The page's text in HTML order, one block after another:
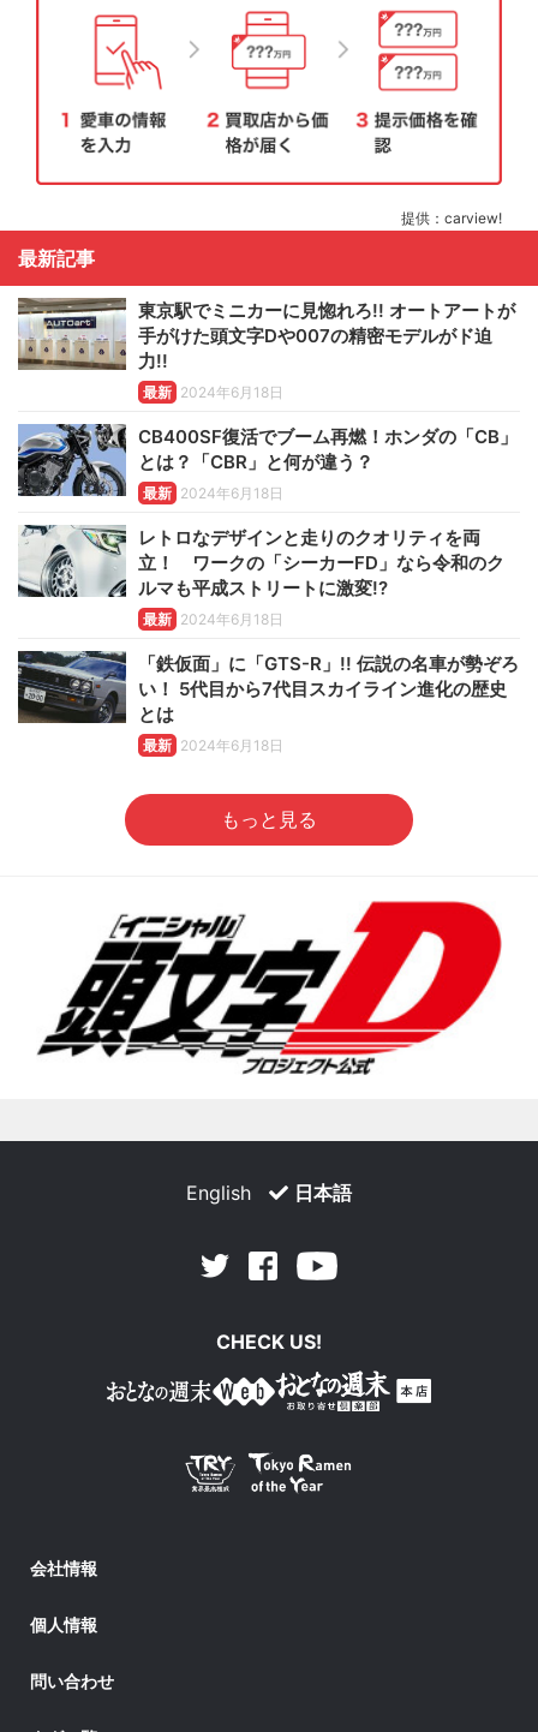
提供：carview!
最新記事
東京駅でミニカーに見惚れろ!! オートアートが
手がけた頭文字Dや007の精密モデルがド迫
力!!
最新 2024年6月18日
CB400SF復活でブーム再燃！ホンダの「CB」
とは？「CBR」と何が違う？
最新 2024年6月18日
レトロなデザインと走りのクオリティを両
立！ ワークの「シーカーFD」なら令和のク
ルマも平成ストリートに激変!?
最新 2024年6月18日
「鉄仮面」に「GTS-R」!! 伝説の名車が勢ぞろ
い！ 5代目から7代目スカイライン進化の歴史
とは
最新 2024年6月18日
もっと見る
English 日本語
Twitter Facebook
CHECK US!
会社情報
個人情報
問い合わせ